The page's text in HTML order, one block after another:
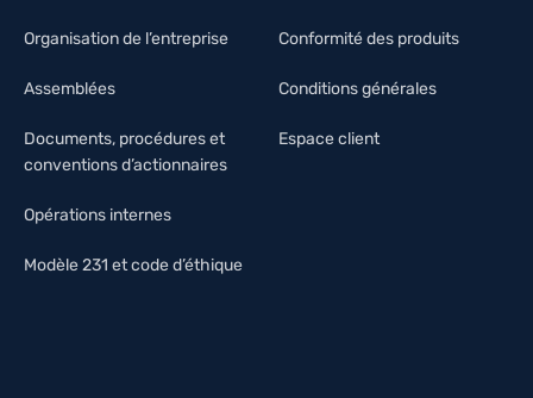
Organisation de l’entreprise
Assemblées
Documents, procédures et
conventions d’actionnaires
Opérations internes
Modèle 231 et code d’éthique
Conformité des produits
Conditions générales
Espace client